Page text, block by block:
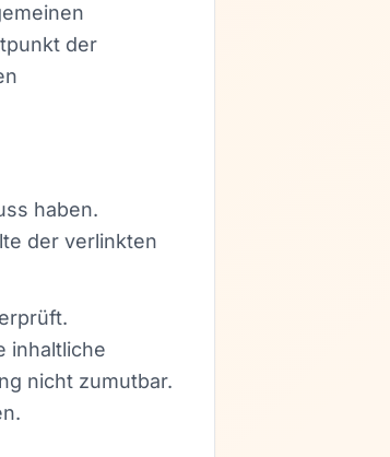
der
haben.
der verlinkten
inhaltliche
nicht zumutbar.